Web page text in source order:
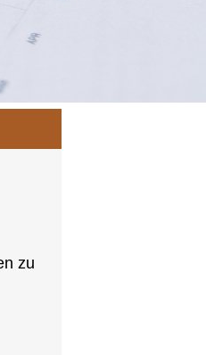
zu